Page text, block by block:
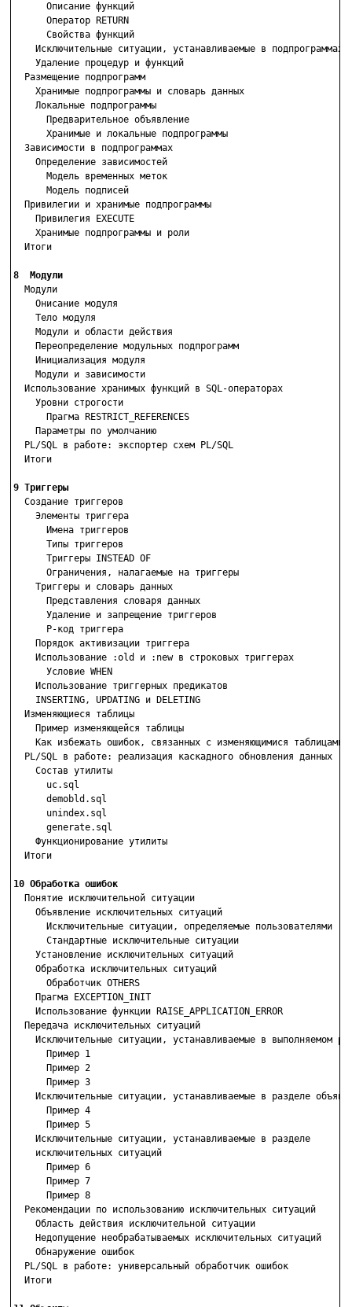
      Описание функций
      Оператор RETURN
      Свойства функций
    Исключительные ситуации, устанавливаемые в подпрограммах
    Удаление процедур и функций
  Размещение подпрограмм
    Хранимые подпрограммы и словарь данных
    Локальные подпрограммы
      Предварительное объявление
      Хранимые и локальные подпрограммы
  Зависимости в подпрограммах
    Определение зависимостей
      Модель временных меток
      Модель подписей
  Привилегии и хранимые подпрограммы
    Привилегия ЕХЕCUTE
    Хранимые подпрограммы и роли
  Итоги
8  Модули
Модули
    Онисание модуля
    Тело модуля
    Модули и области действия
    Переопределение модульных подпрограмм
    Инициализация модуля
    Модули и зависимости
  Использованиe хранимых функций в SQL-операторах
    Уровни строгости
      Прагма RESTRICT_REFERENCES
    Параметры по умолчанию
  PL/SQL в работе: экспортер схем PL/SQL
  Итоги
9 Триггеры
Создание триггеров
    Элементы триггера
      Имена триггеров
      Типы триггеров
      Триггеры INSTEAD OF
      Ограничения, налагаемые на триггеры
    Триггеры и словарь данных
      Представления словаря данных
      Удаление и запрещение триггеров
      Р-код триггера
    Порядок активизации триггера
    Использование :old и :new в строковых триггерах
      Условие WHEN
    Использование триггерных предикатов
    INSERTING, UPDATING и DELETING
  Изменяющиеся таблицы
    Пример изменяющейся таблицы
    Как избежать ошибок, связанных с изменяющимися таблицами
  PL/SQL в работе: реализация каскадного обновления данных
    Состав утилиты
      uc.sql
      demobld.sql
      unindex.sql
      generate.sql
    Функционирование утилиты
  Итоги
10 Обработка ошибок
Понятие исключительной ситуации
    Объявление исключительных ситуаций
      Исключительные ситуации, определяемые пользователями
      Стандартные исключительные ситуации
    Установление исключительных ситуаций
    Обработка исключительных ситуаций
      Обработчик OTHERS
    Прагма EXCEPTION_INIT
    Использование функции RAISE_APPLICATION_ERROR
  Передача исключительных ситуаций
Исключительные ситуации, устанавливаемые в выполняемом
      Пример 1
      Пример 2
      Пример 3
Исключительные ситуации, устанавливаемые в разделе
      Пример 4
      Пример 5
    Исключительные ситуации, устанавливаемые в разделе
    исключительных ситуаций
      Пример 6
      Пример 7
      Пример 8
  Рекомендации по использованию исключительных ситуаций
    Область действия исключительной ситуации
    Недопущение необрабатываемых исключительных ситуаций
    Обнаружение ошибок
  PL/SQL в работе: универсальный обработчик ошибок
  Итоги